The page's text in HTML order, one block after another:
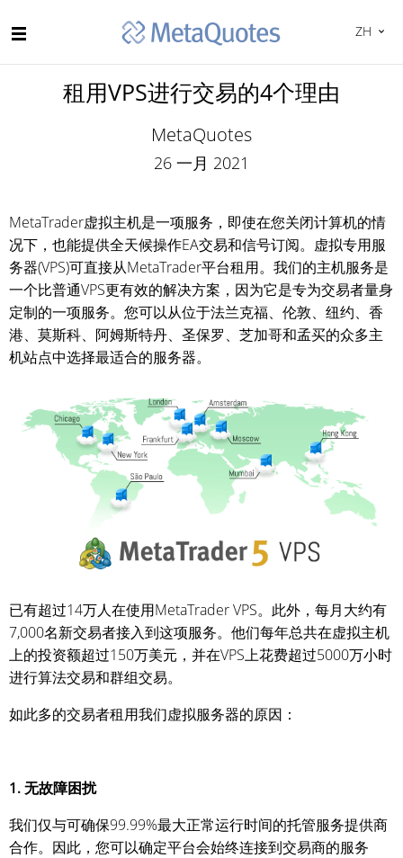
ZH
租用VPS进行交易的4个理由
MetaQuotes
26 一月 2021
MetaTrader虚拟主机是一项服务，即使在您关闭计算机的情
况下，也能提供全天候操作EA交易和信号订阅。虚拟专用服
务器(VPS)可直接从MetaTrader平台租用。我们的主机服务是
一个比普通VPS更有效的解决方案，因为它是专为交易者量身
定制的一项服务。您可以从位于法兰克福、伦敦、纽约、香
港、莫斯科、阿姆斯特丹、圣保罗、芝加哥和孟买的众多主
机站点中选择最适合的服务器。
已有超过14万人在使用MetaTrader VPS。此外，每月大约有
7,000名新交易者接入到这项服务。他们每年总共在虚拟主机
上的投资额超过150万美元，并在VPS上花费超过5000万小时
进行算法交易和群组交易。
如此多的交易者租用我们虚拟服务器的原因：
1. 无故障困扰
我们仅与可确保99.99%最大正常运行时间的托管服务提供商
合作。因此，您可以确定平台会始终连接到交易商的服务